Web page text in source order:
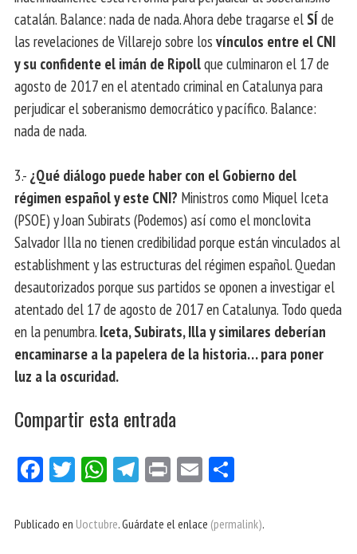
catalán. Balance: nada de nada. Ahora debe tragarse el SÍde
las revelaciones de Villarejo sobre los vínculos entre el CNI
y su confidente el imán de Ripollque culminaron el 17 de
agosto de 2017 en el atentado criminal en Catalunya para
perjudicar el soberanismo democrático y pacífico. Balance:
nada de nada.
3.- ¿Qué diálogo puede haber con el Gobierno del
régimen español y este CNI? Ministros como Miquel Iceta
(PSOE) y Joan Subirats (Podemos) así como el monclovita
Salvador Illa no tienen credibilidad porque están vinculados al
establishment y las estructuras del régimen español. Quedan
desautorizados porque sus partidos se oponen a investigar el
atentado del 17 de agosto de 2017 en Catalunya. Todo queda
en la penumbra. Iceta, Subirats, Illa y similares deberían
encaminarse a la papelera de la historia… para poner
luz a la oscuridad.
Compartir esta entrada
Fa
bo
Tw
er
W
ts
Te
gr
Pri E
ail pa
Publicado en Uoctubre. Guárdate el enlace (permalink).